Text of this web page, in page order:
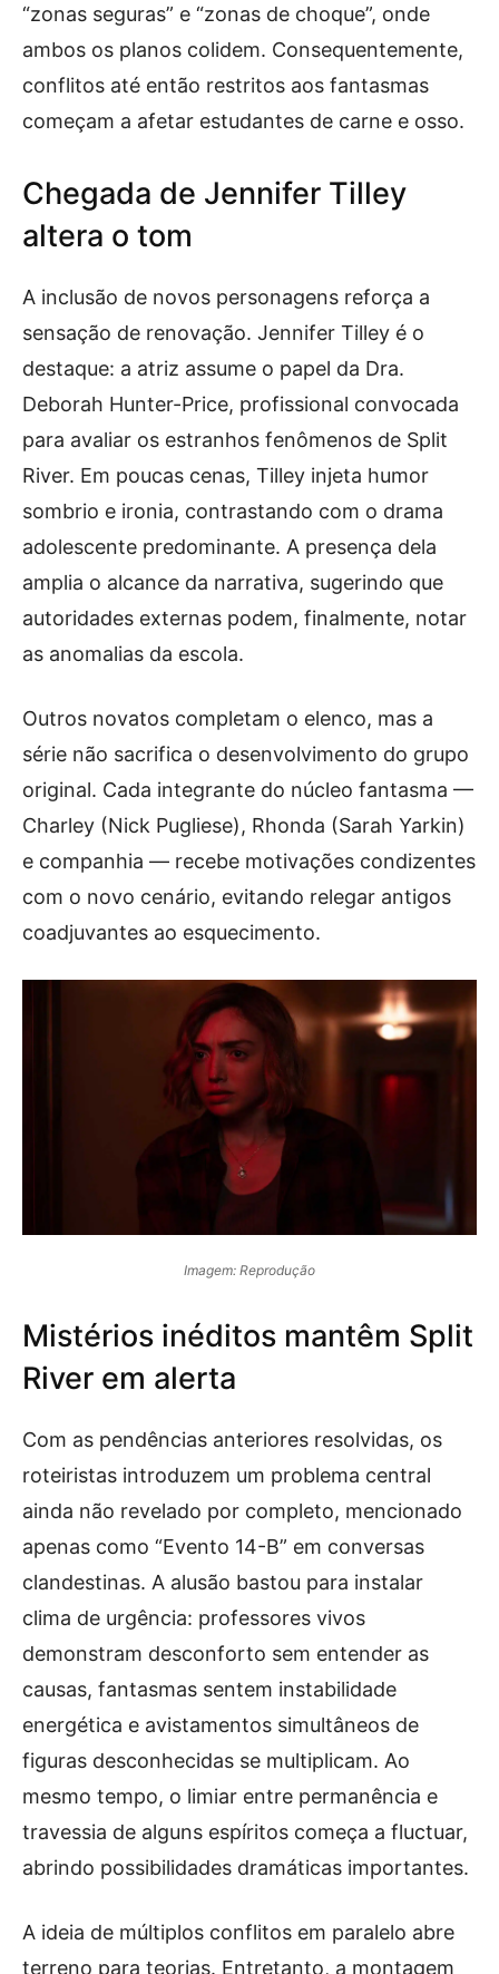
“zonas seguras” e “zonas de choque”, onde
ambos os planos colidem. Consequentemente,
conflitos até então restritos aos fantasmas
começam a afetar estudantes de carne e osso.
Chegada de Jennifer Tilley
altera o tom
A inclusão de novos personagens reforça a
sensação de renovação. Jennifer Tilley é o
destaque: a atriz assume o papel da Dra.
Deborah Hunter-Price, profissional convocada
para avaliar os estranhos fenômenos de Split
River. Em poucas cenas, Tilley injeta humor
sombrio e ironia, contrastando com o drama
adolescente predominante. A presença dela
amplia o alcance da narrativa, sugerindo que
autoridades externas podem, finalmente, notar
as anomalias da escola.
Outros novatos completam o elenco, mas a
série não sacrifica o desenvolvimento do grupo
original. Cada integrante do núcleo fantasma —
Charley (Nick Pugliese), Rhonda (Sarah Yarkin)
e companhia — recebe motivações condizentes
com o novo cenário, evitando relegar antigos
coadjuvantes ao esquecimento.
Imagem: Reprodução
Mistérios inéditos mantêm Split
River em alerta
Com as pendências anteriores resolvidas, os
roteiristas introduzem um problema central
ainda não revelado por completo, mencionado
apenas como “Evento 14-B” em conversas
clandestinas. A alusão bastou para instalar
clima de urgência: professores vivos
demonstram desconforto sem entender as
causas, fantasmas sentem instabilidade
energética e avistamentos simultâneos de
figuras desconhecidas se multiplicam. Ao
mesmo tempo, o limiar entre permanência e
travessia de alguns espíritos começa a fluctuar,
abrindo possibilidades dramáticas importantes.
A ideia de múltiplos conflitos em paralelo abre
terreno para teorias. Entretanto, a montagem